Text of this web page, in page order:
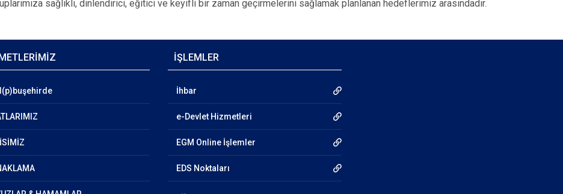
sağlıklı, dinlendirici, eğitici ve keyifli bir zaman geçirmelerini sağlamak planlanan hedeflerimiz arasındadır.
İŞLEMLER
İhbar
e-Devlet Hizmetleri
EGM Online İşlemler
EDS Noktaları